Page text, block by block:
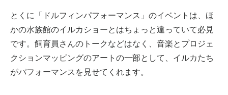
とくに「ドルフィンパフォーマンス」のイベントは、ほ
かの水族館のイルカショーとはちょっと違っていて必見
です。飼育員さんのトークなどはなく、音楽とプロジェ
クションマッピングのアートの一部として、イルカたち
がパフォーマンスを見せてくれます。